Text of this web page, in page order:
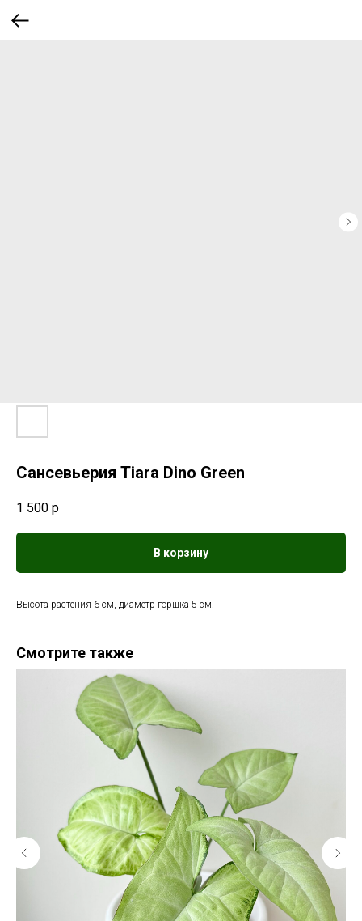
Сансевьерия Tiara Dino Green
1 500 р
В корзину
Высота растения 6 см, диаметр горшка 5 см.
Смотрите также